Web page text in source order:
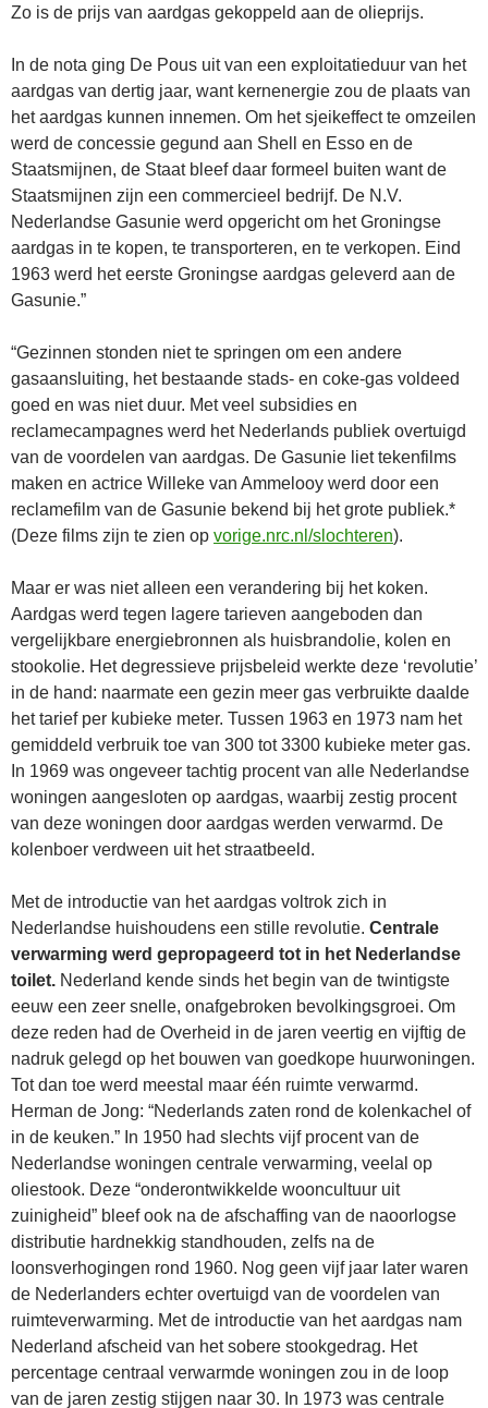
Zo is de prijs van aardgas gekoppeld aan de olieprijs.
In de nota ging De Pous uit van een exploitatieduur van het
aardgas van dertig jaar, want kernenergie zou de plaats van
het aardgas kunnen innemen. Om het sjeikeffect te omzeilen
werd de concessie gegund aan Shell en Esso en de
Staatsmijnen, de Staat bleef daar formeel buiten want de
Staatsmijnen zijn een commercieel bedrijf. De N.V.
Nederlandse Gasunie werd opgericht om het Groningse
aardgas in te kopen, te transporteren, en te verkopen. Eind
1963 werd het eerste Groningse aardgas geleverd aan de
Gasunie.”
“Gezinnen stonden niet te springen om een andere
gasaansluiting, het bestaande stads- en coke-gas voldeed
goed en was niet duur. Met veel subsidies en
reclamecampagnes werd het Nederlands publiek overtuigd
van de voordelen van aardgas. De Gasunie liet tekenfilms
maken en actrice Willeke van Ammelooy werd door een
reclamefilm van de Gasunie bekend bij het grote publiek.*
(Deze films zijn te zien op vorige.nrc.nl/slochteren).
Maar er was niet alleen een verandering bij het koken.
Aardgas werd tegen lagere tarieven aangeboden dan
vergelijkbare energiebronnen als huisbrandolie, kolen en
stookolie. Het degressieve prijsbeleid werkte deze ‘revolutie’
in de hand: naarmate een gezin meer gas verbruikte daalde
het tarief per kubieke meter. Tussen 1963 en 1973 nam het
gemiddeld verbruik toe van 300 tot 3300 kubieke meter gas.
In 1969 was ongeveer tachtig procent van alle Nederlandse
woningen aangesloten op aardgas, waarbij zestig procent
van deze woningen door aardgas werden verwarmd. De
kolenboer verdween uit het straatbeeld.
Met de introductie van het aardgas voltrok zich in
Nederlandse huishoudens een stille revolutie. Centrale
verwarming werd gepropageerd tot in het Nederlandse
toilet. Nederland kende sinds het begin van de twintigste
eeuw een zeer snelle, onafgebroken bevolkingsgroei. Om
deze reden had de Overheid in de jaren veertig en vijftig de
nadruk gelegd op het bouwen van goedkope huurwoningen.
Tot dan toe werd meestal maar één ruimte verwarmd.
Herman de Jong: “Nederlands zaten rond de kolenkachel of
in de keuken.” In 1950 had slechts vijf procent van de
Nederlandse woningen centrale verwarming, veelal op
oliestook. Deze “onderontwikkelde wooncultuur uit
zuinigheid” bleef ook na de afschaffing van de naoorlogse
distributie hardnekkig standhouden, zelfs na de
loonsverhogingen rond 1960. Nog geen vijf jaar later waren
de Nederlanders echter overtuigd van de voordelen van
ruimteverwarming. Met de introductie van het aardgas nam
Nederland afscheid van het sobere stookgedrag. Het
percentage centraal verwarmde woningen zou in de loop
van de jaren zestig stijgen naar 30. In 1973 was centrale